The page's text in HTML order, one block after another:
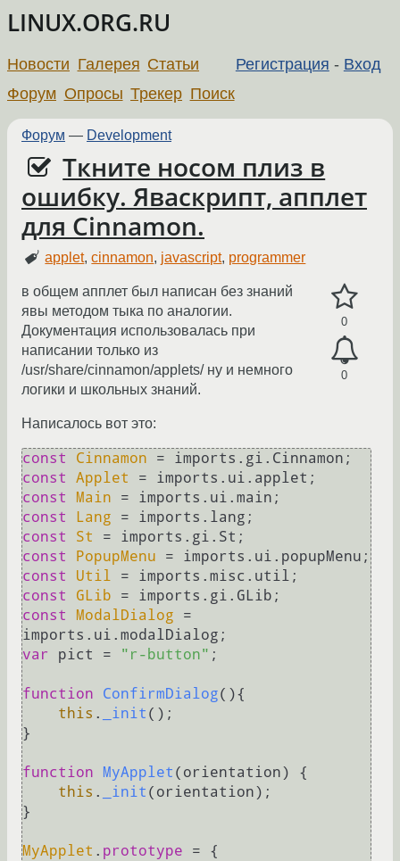
LINUX.ORG.RU
Регистрация - Вход
Новости Галерея Статьи
Форум Опросы Трекер Поиск
Форум — Development
Ткните носом плиз в
ошибку. Яваскрипт, апплет
для Cinnamon.
applet,cinnamon, javascript, programmer
0
0
в общем апплет был написан без знаний
явы методом тыка по аналогии.
Документация использовалась при
написании только из
/usr/share/cinnamon/applets/ ну и немного
логики и школьных знаний.
Написалось вот это:
const Cinnamon = imports. gi . Cinnamon
const
Applet = imports. ui . applet
const
Main = imports. ui . main
const
Lang = imports. lang
const
St = imports. gi . St
const
PopupMenu = imports. ui . popupMenu
const
Util = imports. misc . util
const
GLib = imports. gi . GLib
const
ModalDialog =
imports. ui . modalDialog
var
pict = "r-button" ;
function ConfirmDialog( ){
this . _init ();
}
function MyApplet ( orientation) {
this . _init (orientation);
}
MyApplet . prototype = {